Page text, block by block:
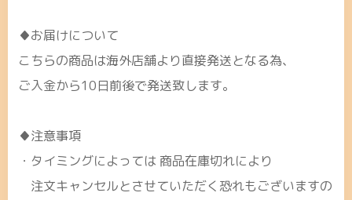
♦お届けについて
こちらの商品は海外店舗より直接発送となる為、
ご入金から10日前後で発送致します。
♦注意事項
・タイミングによっては 商品在庫切れにより
注文キャンセルとさせていただく恐れもございますの